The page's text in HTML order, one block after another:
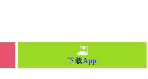
下载App